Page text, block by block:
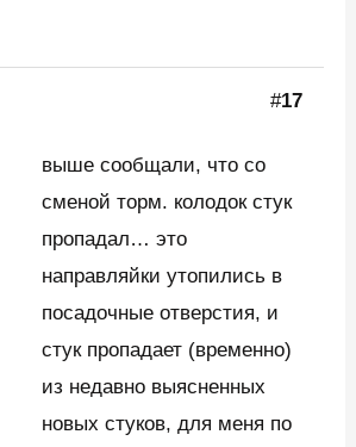
#17
выше сообщали, что со
сменой торм. колодок стук
пропадал… это
направляйки утопились в
посадочные отверстия, и
стук пропадает (временно)
из недавно выясненных
новых стуков, для меня по